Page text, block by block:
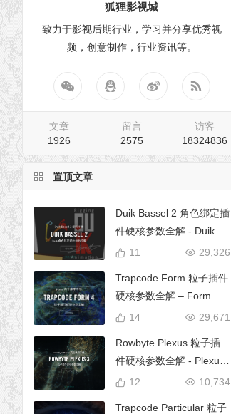
狐狸影视城
致力于影视后期行业，学习并分享优秀视
频，创意制作，行业资讯等。
文章
1926
留言
2575
访客
18324836
置顶文章
Duik Bassel 2 角色绑定插
件硬核参数全解 - Duik 16
完全使用手册
29,326
11
Trapcode Form 粒子插件
硬核参数全解 – Form 完
全使用手册
29,671
14
Rowbyte Plexus 粒子插
件硬核参数全解 - Plexus
完全使用手册
10,734
12
Trapcode Particular 粒子